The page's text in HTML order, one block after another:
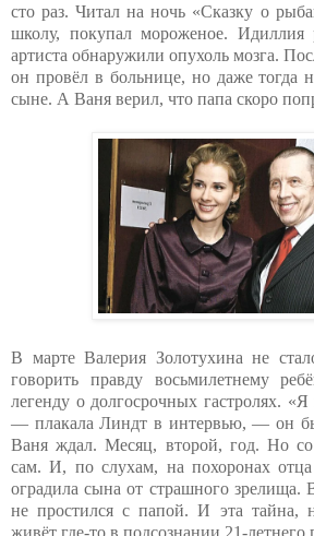
сто раз. Читал на ночь «Сказку о
школу, покупал мороженое.
артиста обнаружили опухоль мозга.
он провёл в больнице, но даже тогда
сыне. А Ваня верил, что папа скоро
В марте Валерия Золотухина не
говорить правду восьмилетнему
легенду о долгосрочных гастролях. «Я
— плакала Линдт в интервью, — он
Ваня ждал. Месяц, второй, год. Но
сам. И, по слухам, на похоронах
оградила сына от страшного зрелища.
не простился с папой. И эта тайна,
живёт где-то в подсознании 21-летнего